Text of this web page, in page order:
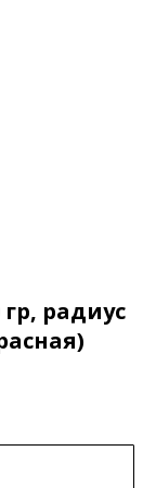
гр, радиус